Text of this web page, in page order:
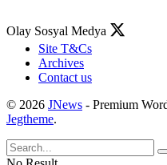
Olay Sosyal Medya
Site T&Cs
Archives
Contact us
© 2026 JNews - Premium
Jegtheme.